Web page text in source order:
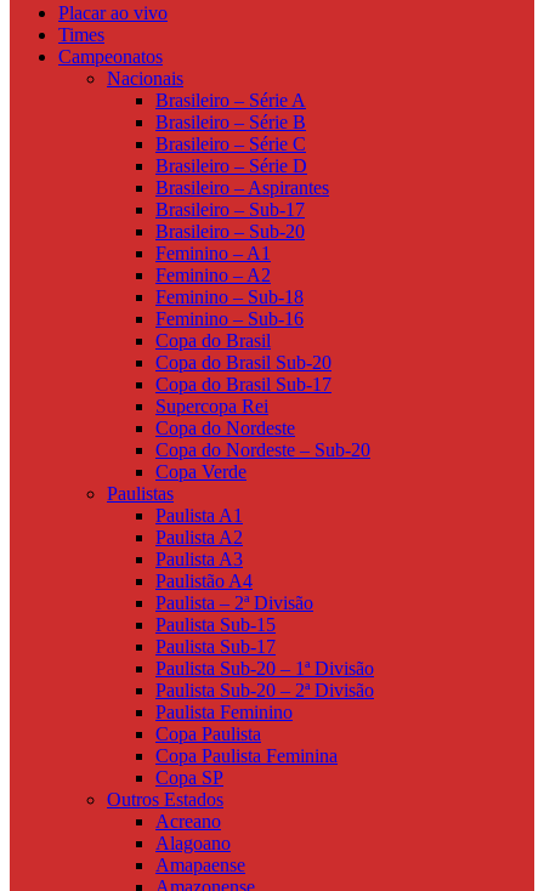
Placar ao vivo
Times
Campeonatos
Nacionais
Brasileiro – Série A
Brasileiro – Série B
Brasileiro – Série C
Brasileiro – Série D
Brasileiro – Aspirantes
Brasileiro – Sub-17
Brasileiro – Sub-20
Feminino – A1
Feminino – A2
Feminino – Sub-18
Feminino – Sub-16
Copa do Brasil
Copa do Brasil Sub-20
Copa do Brasil Sub-17
Supercopa Rei
Copa do Nordeste
Copa do Nordeste – Sub-20
Copa Verde
Paulistas
Paulista A1
Paulista A2
Paulista A3
Paulistão A4
Paulista – 2ª Divisão
Paulista Sub-15
Paulista Sub-17
Paulista Sub-20 – 1ª Divisão
Paulista Sub-20 – 2ª Divisão
Paulista Feminino
Copa Paulista
Copa Paulista Feminina
Copa SP
Outros Estados
Acreano
Alagoano
Amapaense
Amazonense